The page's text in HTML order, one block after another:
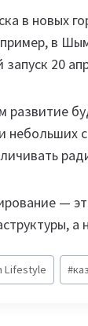
в новых
в
20
развитие
небольших
—
а
Lifestyle #